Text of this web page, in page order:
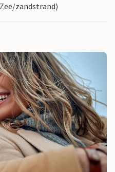
zandstrand)